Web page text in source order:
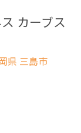
カーブス
県 三島市